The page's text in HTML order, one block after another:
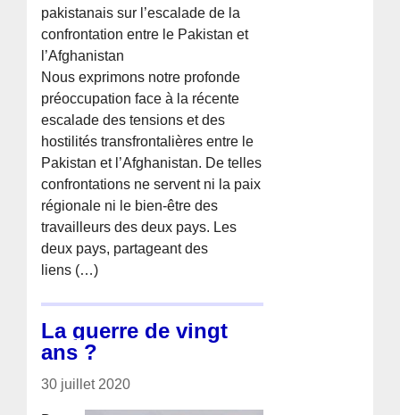
pakistanais sur l’escalade de la
confrontation entre le Pakistan et
l’Afghanistan
Nous exprimons notre profonde
préoccupation face à la récente
escalade des tensions et des
hostilités transfrontalières entre le
Pakistan et l’Afghanistan. De telles
confrontations ne servent ni la paix
régionale ni le bien-être des
travailleurs des deux pays. Les
deux pays, partageant des
liens (…)
La guerre de vingt
ans ?
30 juillet 2020